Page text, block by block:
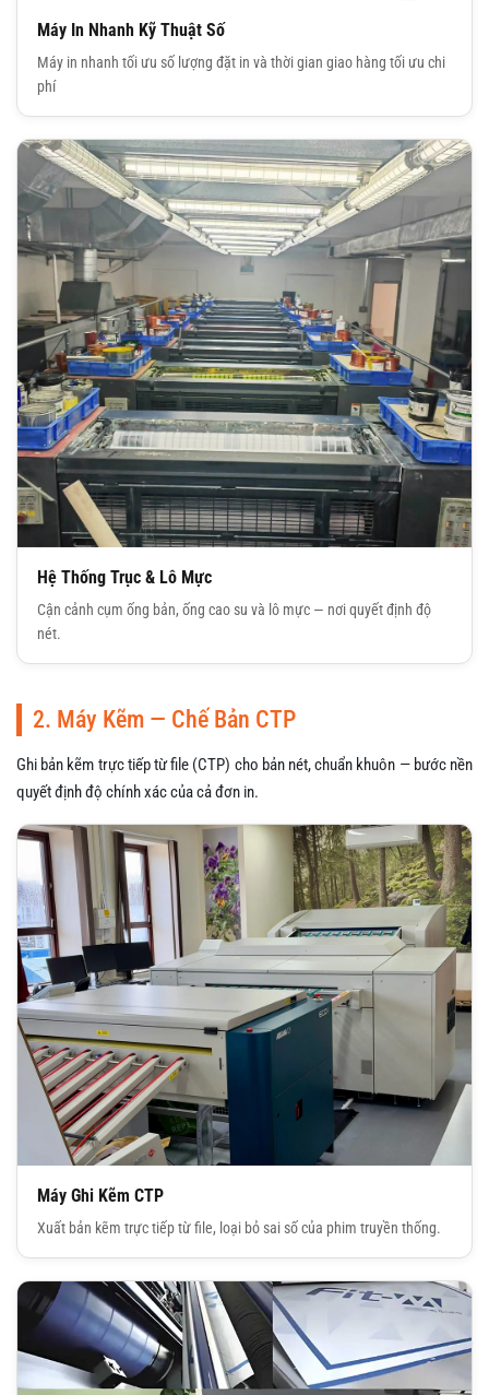
Máy In Nhanh Kỹ Thuật Số
Máy in nhanh tối ưu số lượng đặt in và thời gian giao hàng tối ưu chi
phí
Hệ Thống Trục & Lô Mực
Cận cảnh cụm ống bản, ống cao su và lô mực — nơi quyết định độ
nét.
2. Máy Kẽm — Chế Bản CTP
Ghi bản kẽm trực tiếp từ file (CTP) cho bản nét, chuẩn khuôn — bước nền
quyết định độ chính xác của cả đơn in.
Máy Ghi Kẽm CTP
Xuất bản kẽm trực tiếp từ file, loại bỏ sai số của phim truyền thống.